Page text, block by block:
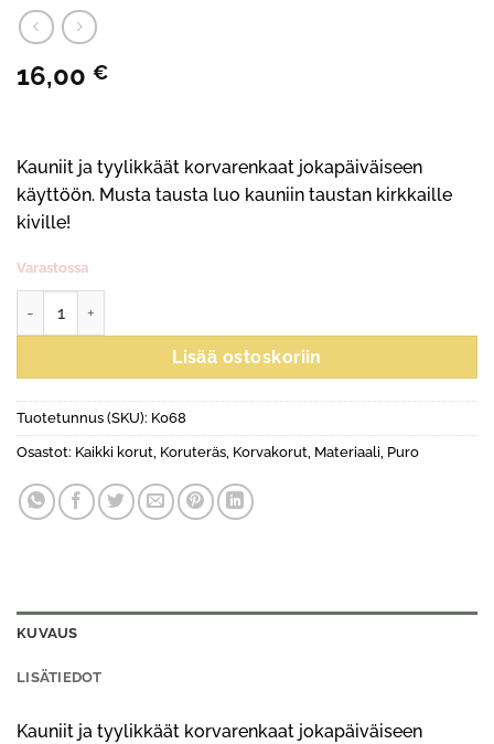
16,00 €
Kauniit ja tyylikkäät korvarenkaat jokapäiväiseen
käyttöön. Musta tausta luo kauniin taustan kirkkaille
kiville!
Varastossa
Lisää ostoskoriin
Tuotetunnus (SKU): K068
Osastot: Kaikki korut, Koruteräs, Korvakorut, Materiaali, Puro
KUVAUS
LISÄTIEDOT
Kauniit ja tyylikkäät korvarenkaat jokapäiväiseen